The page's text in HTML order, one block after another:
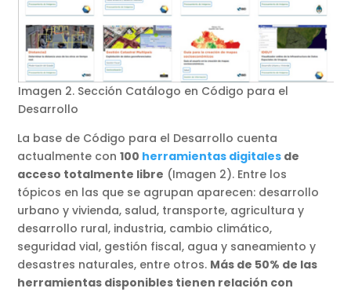
Imagen 2. Sección Catálogo en Código para el
Desarrollo
La base de Código para el Desarrollo cuenta
actualmente con100 herramientas digitales de
acceso totalmente libre (Imagen 2). Entre los
tópicos en las que se agrupan aparecen: desarrollo
urbano y vivienda, salud, transporte, agricultura y
desarrollo rural, industria, cambio climático,
seguridad vial, gestión fiscal, agua y saneamiento y
desastres naturales, entre otros. Más de 50% de las
herramientas disponibles tienen relación con